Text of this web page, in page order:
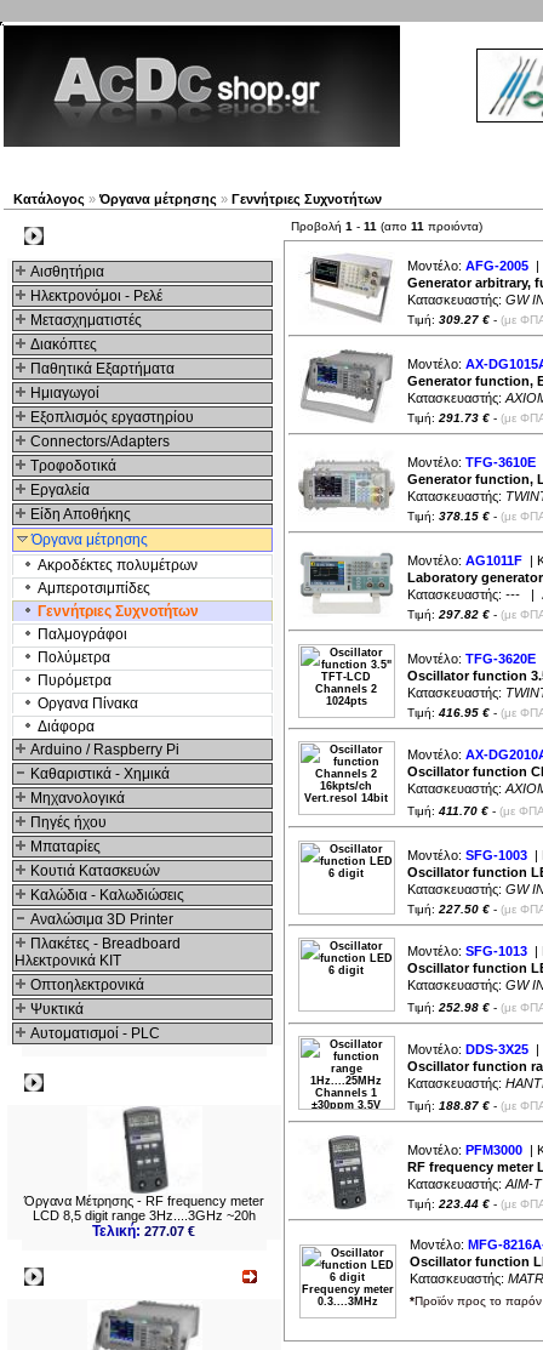
Κατάλογος »Όργανα μέτρησης » Γενvήτριες Συχνοτήτων
Αισθητήρια
Ηλεκτρονόμοι - Ρελέ
Μετασχηματιστές
Διακόπτες
Παθητικά Εξαρτήματα
Hμιαγωγοί
Εξοπλισμός εργαστηρίου
Connectors/Adapters
Τροφοδοτικά
Εργαλεία
Είδη Αποθήκης
Όργανα μέτρησης
Ακροδέκτες πολυμέτρων
Αμπεροτσιμπίδες
Γενvήτριες Συχνοτήτων
Παλμογράφοι
Πολύμετρα
Πυρόμετρα
Οργανα Πίνακα
Διάφορα
Arduino / Raspberry Pi
Καθαριστικά - Χημικά
Μηχανολογικά
Πηγές ήχου
Μπαταρίες
Κουτιά Κατασκευών
Καλώδια - Καλωδιώσεις
Αναλώσιμα 3D Printer
Πλακέτες - Breadboard
Ηλεκτρονικά ΚΙΤ
Οπτοηλεκτρονικά
Ψυκτικά
Αυτοματισμοί - PLC
Όργανα Μέτρησης - RF frequency meter
LCD 8,5 digit range 3Hz....3GHz ~20h
Τελική:277.07 €
Προβολή 1 - 11 (απο 11 προιόντα)
Μοντέλο: AFG-2005 |
Generator arbitrary,
Κατασκευαστής: GW
Τιμή: 309.27 € - (με
Μοντέλο: AX-
Generator function,
Κατασκευαστής:
Τιμή: 291.73 € - (με
Μοντέλο: TFG-3610E
Generator function,
Κατασκευαστής:
Τιμή: 378.15 € - (με
Μοντέλο: AG1011F |
Laboratory
Κατασκευαστής: --- |
Τιμή: 297.82 € - (με
Μοντέλο: TFG-3620E
Oscillator function
Κατασκευαστής:
Τιμή: 416.95 € - (με
Μοντέλο: AX-
Oscillator function
Κατασκευαστής:
Τιμή: 411.70 € - (με
Μοντέλο: SFG-1003 |
Oscillator function
Κατασκευαστής: GW
Τιμή: 227.50 € - (με
Μοντέλο: SFG-1013 |
Oscillator function
Κατασκευαστής: GW
Τιμή: 252.98 € - (με
Μοντέλο: DDS-3X25 |
Oscillator function
Κατασκευαστής:
Τιμή: 188.87 € - (με
Μοντέλο: PFM3000 |
RF frequency meter
Κατασκευαστής: AIM-
Τιμή: 223.44 € - (με
Μοντέλο: MFG-
Oscillator function
Κατασκευαστής:
*Προϊόν προς το παρόν